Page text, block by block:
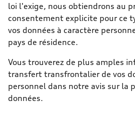
loi l'exige, nous obtiendrons au
consentement explicite pour ce
vos données à caractère
pays de résidence.
Vous trouverez de plus amples
transfert transfrontalier de vos
personnel dans notre avis sur la
données.